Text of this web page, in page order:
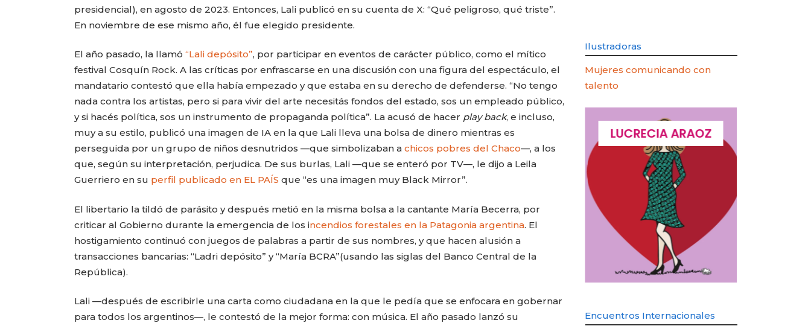
presidencial), en agosto de 2023. Entonces, Lali publicó en su cuenta de X: “Qué peligroso, qué triste”.
En noviembre de ese mismo año, él fue elegido presidente.
El año pasado, la llamó “Lali depósito”, por participar en eventos de carácter público, como el mítico
festival Cosquín Rock. A las críticas por enfrascarse en una discusión con una figura del espectáculo, el
mandatario contestó que ella había empezado y que estaba en su derecho de defenderse. “No tengo
nada contra los artistas, pero si para vivir del arte necesitás fondos del estado, sos un empleado público,
y si hacés política, sos un instrumento de propaganda política”. La acusó de hacer play back, e incluso,
muy a su estilo, publicó una imagen de IA en la que Lali lleva una bolsa de dinero mientras es
perseguida por un grupo de niños desnutridos —que simbolizaban a chicos pobres del Chaco—, a los
que, según su interpretación, perjudica. De sus burlas, Lali —que se enteró por TV—, le dijo a Leila
Guerriero en su perfil publicado en EL PAÍS que “es una imagen muy Black Mirror”.
El libertario la tildó de parásito y después metió en la misma bolsa a la cantante María Becerra, por
criticar al Gobierno durante la emergencia de los incendios forestales en la Patagonia argentina. El
hostigamiento continuó con juegos de palabras a partir de sus nombres, y que hacen alusión a
transacciones bancarias: “Ladri depósito” y “María BCRA”(usando las siglas del Banco Central de la
República).
Lali —después de escribirle una carta como ciudadana en la que le pedía que se enfocara en gobernar
para todos los argentinos—, le contestó de la mejor forma: con música. El año pasado lanzó su
Ilustradoras
Mujeres comunicando con
talento
CARLA PILLA PATRICIA JACQUES LUCRECIA ARAOZ
Encuentros Internacionales